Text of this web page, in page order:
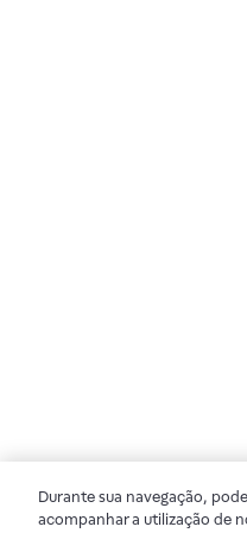
Durante sua navegação,
acompanhar a utilização de